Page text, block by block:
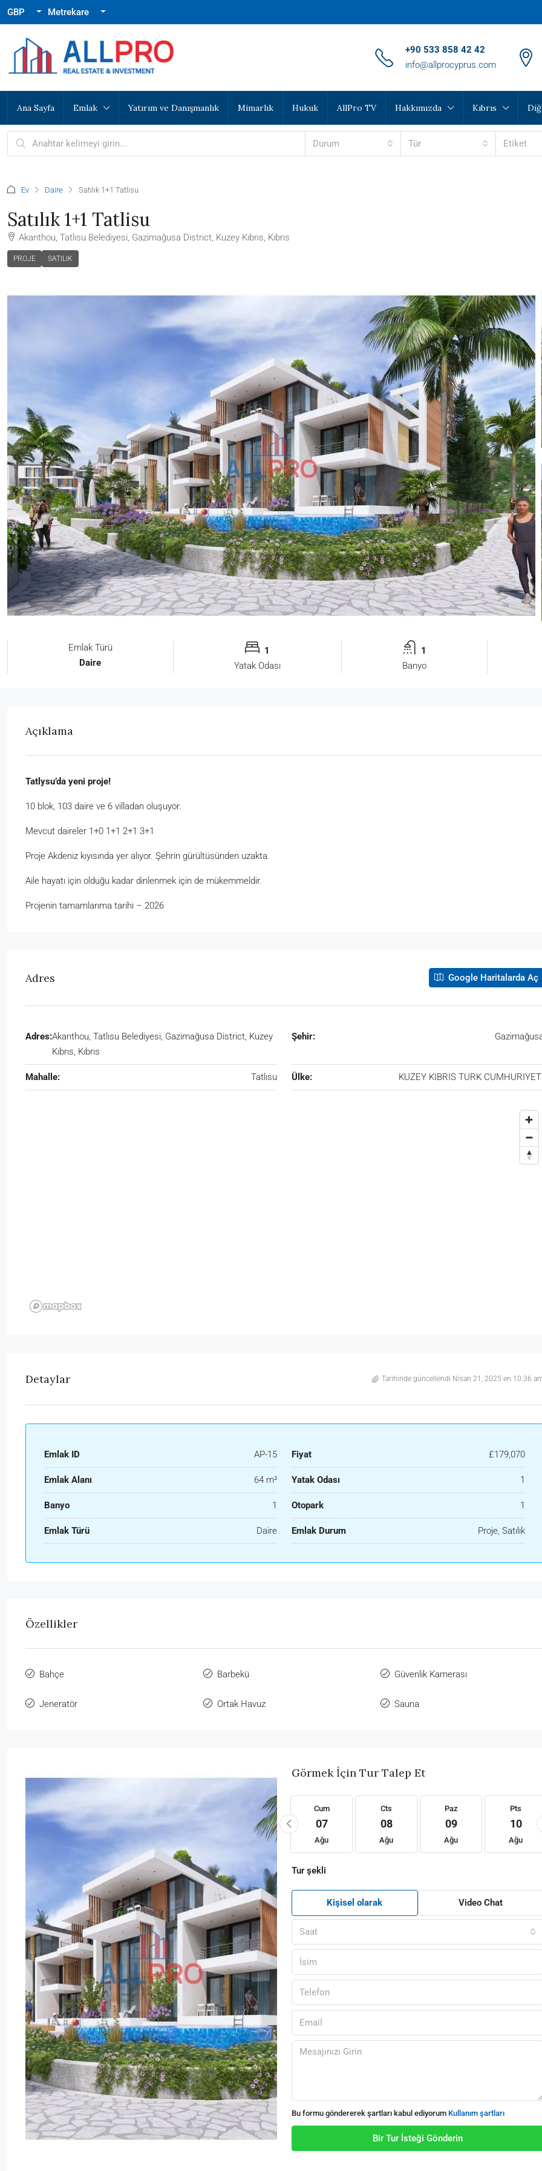
GBP Metrekare
‪+90 533 858 42 42‬
info@allprocyprus.com
Ana Sayfa Emlak Yatırım ve Danışmanlık Mimarlık Hukuk AllPro TV Hakkımızda Kıbrıs
Durum Tür Etiket
Ev Daire Satılık 1+1 Tatlisu
Satılık 1+1 Tatlisu
Akanthou, Tatlısu Belediyesi, Gazimağusa District, Kuzey Kıbrıs, Kıbrıs
PROJE SATILIK
Emlak Türü
Daire
1
Yatak Odası
1
Banyo
Açıklama
Tatlysu’da yeni proje!
10 blok, 103 daire ve 6 villadan oluşuyor.
Mevcut daireler 1+0 1+1 2+1 3+1
Proje Akdeniz kıyısında yer alıyor. Şehrin gürültüsünden uzakta.
Aile hayatı için olduğu kadar dinlenmek için de mükemmeldir.
Projenin tamamlanma tarihi – 2026
Adres Google Haritalarda Aç
Adres:Akanthou, Tatlısu Belediyesi, Gazimağusa District, Kuzey
Kıbrıs, Kıbrıs
Şehir:
Mahalle: Tatlısu Ülke: KUZEY KIBRIS TURK
Detaylar Tarihinde güncellendi Nisan 21, 2025 en 10:36
Emlak ID AP-15 Fiyat £179,070
Emlak Alanı 64 m² Yatak Odası 1
Banyo 1 Otopark 1
Emlak Türü Daire Emlak Durum Proje, Satılık
Özellikler
Bahçe Barbekü Güvenlik Kamerası
Jeneratör Ortak Havuz Sauna
Görmek İçin Tur Talep Et
Sal
18 19
Cum
21
Ağu
Cum
07
Ağu
Cts
08
Ağu
Paz
09
Ağu
Pts
10
Ağu
Tur şekli
Kişisel olarak Video Chat
Saat
Bu formu göndererek şartları kabul ediyorum Kullanım şartları
Bir Tur İsteği Gönderin